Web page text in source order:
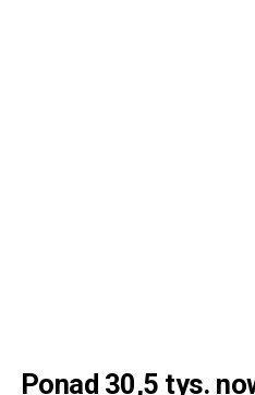
Ponad 30,5 tys.